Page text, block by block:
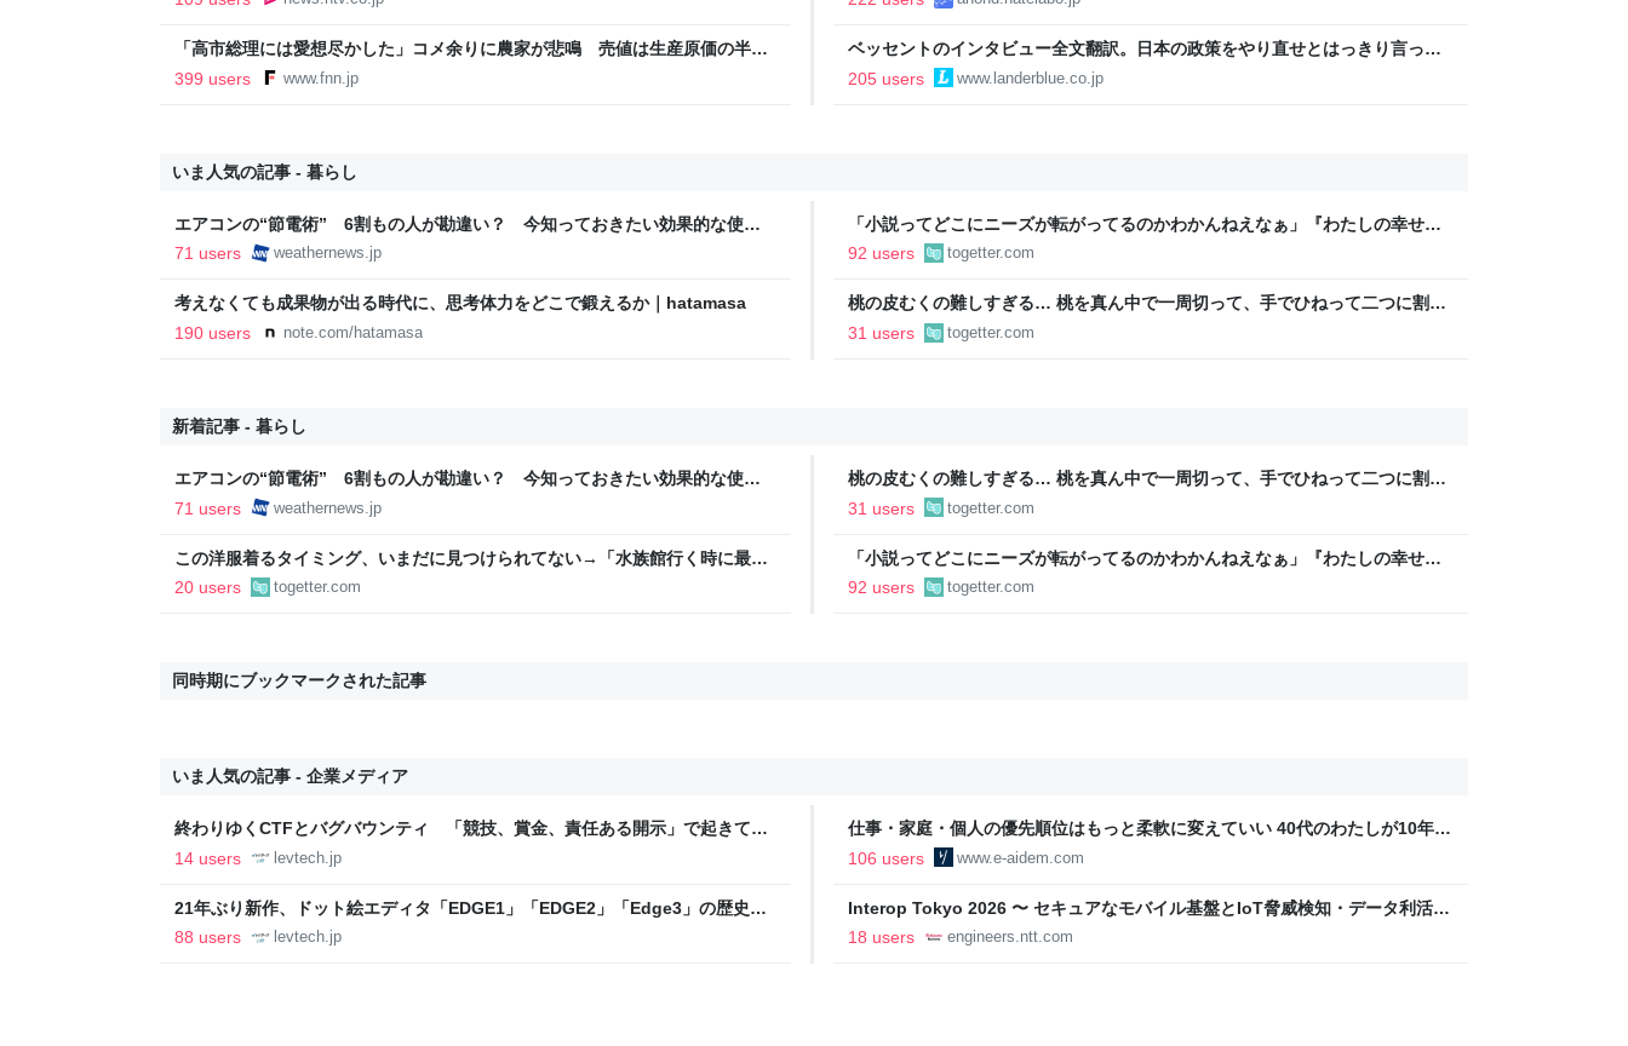
「高市総理には愛想尽かした」コメ余りに農家が悲鳴 売値は生産原価の半分
以下に…肥料代や燃料代は高騰「今年でやめる」農家も｜FNNプライムオンラ
399 users www.fnn.jp
ベッセントのインタビュー全文翻訳。日本の政策をやり直せとはっきり言って
いる
205 users www.landerblue.co.jp
いま人気の記事 - 暮らし
エアコンの“節電術” 6割もの人が勘違い？ 今知っておきたい効果的な使用
法 - ウェザーニュース
71 users weathernews.jp
「小説ってどこにニーズが転がってるのかわかんねえなぁ」『わたしの幸せな
結婚』のド直球ざまあ系シンデレラストーリーが若者にヒットしているという
92 users togetter.com
考えなくても成果物が出る時代に、思考体力をどこで鍛えるか｜hatamasa
190 users
note.com/hatamasa
桃の皮むくの難しすぎる… 桃を真ん中で一周切って、手でひねって二つに割れ
ばいけるとのことでやってみたら、「あっ、これダメだ」となった→数々のア
ドバイスが寄せられる
31 users togetter.com
新着記事 - 暮らし
エアコンの“節電術” 6割もの人が勘違い？ 今知っておきたい効果的な使用
法 - ウェザーニュース
71 users weathernews.jp
桃の皮むくの難しすぎる… 桃を真ん中で一周切って、手でひねって二つに割れ
ばいけるとのことでやってみたら、「あっ、これダメだ」となった→数々のア
31 users togetter.com
この洋服着るタイミング、いまだに見つけられてない→「水族館行く時に最
適」「これで…授業参観に出ました」
20 users togetter.com
「小説ってどこにニーズが転がってるのかわかんねえなぁ」『わたしの幸せな
結婚』のド直球ざまあ系シンデレラストーリーが若者にヒットしているという
事実に考え込む
92 users togetter.com
同時期にブックマークされた記事
いま人気の記事 - 企業メディア
終わりゆくCTFとバグバウンティ 「競技、賞金、責任ある開示」で起きてい
ること【フォーカス】 - レバテックLAB
14 users levtech.jp
仕事・家庭・個人の優先順位はもっと柔軟に変えていい 40代のわたしが10年後
の自分に伝えたいこと - りっすん by イーアイデム
106 users www.e-aidem.com
21年ぶり新作、ドット絵エディタ「EDGE1」「EDGE2」「Edge3」の歴史に
ついて作者に聞く【フォーカス】 - レバテックLAB
88 users levtech.jp
Interop Tokyo 2026 〜 セキュアなモバイル基盤とIoT脅威検知・データ利活用
への取り組み 〜 - NTT docomo Business Engineers' Blog
18 users engineers.ntt.com